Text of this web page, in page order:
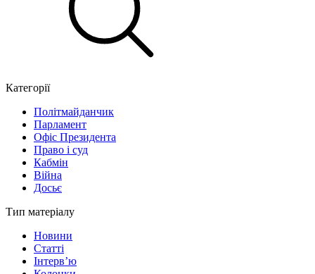
Категорії
Політмайданчик
Парламент
Офіс Президента
Право і суд
Кабмін
Війна
Досьє
Тип матеріалу
Новини
Статті
Інтерв’ю